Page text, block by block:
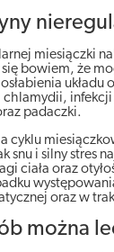
miesiączki
bowiem, że
chlamydii,
padaczki.
cyklu
snu i silny stres
ciała oraz
oraz w
można